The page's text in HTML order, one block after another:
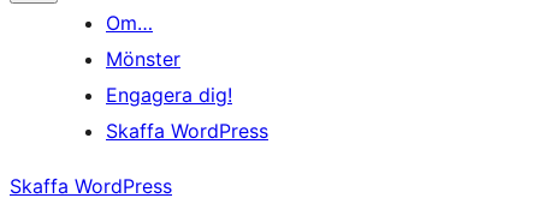
Om…
Mönster
Engagera dig!
Skaffa WordPress
Skaffa WordPress